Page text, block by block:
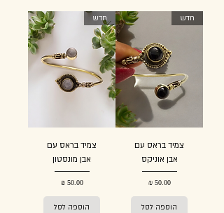
חדש
צמיד בראס עם
אבן אוניקס
מחיר‏50.00 ‏₪
הוספה לסל
חדש
צמיד בראס עם
אבן מונסטון
מחיר‏50.00 ‏₪
הוספה לסל